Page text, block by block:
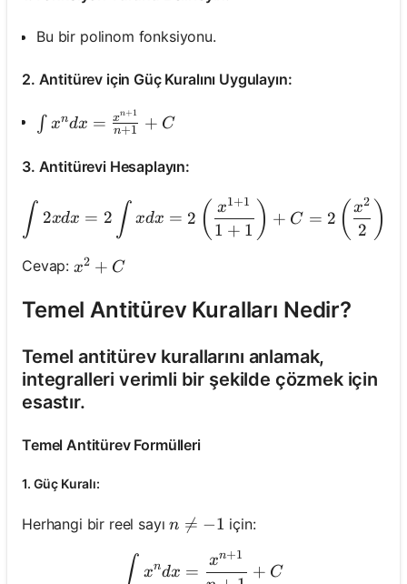
Bu bir polinom fonksiyonu.
2. Antitürev için Güç Kuralını Uygulayın:
\int x^n d x=\frac{x^{n+1}}{n+1}+C
∫ xndx = n+1
xn+1 + C
3. Antitürevi Hesaplayın:
\int 2 x d x=2
∫ 2xdx = 2 ∫ xdx = 2 ( 1 + 1
x1+1 ) + C = 2 ( 2
x2 )
Cevap: x^2+C
x2 + C
Temel Antitürev Kuralları Nedir?
Temel antitürev kurallarını anlamak,
integralleri verimli bir şekilde çözmek için
esastır.
Temel Antitürev Formülleri
1. Güç Kuralı:
Herhangi bir reel sayın \neq-1
n 
= −1 için:
\int x^n d
∫ xndx =
xn+1
+ C